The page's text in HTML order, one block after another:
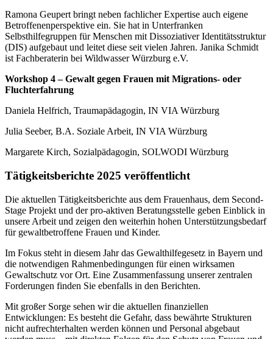
Ramona Geupert bringt neben fachlicher Expertise auch eigene
Betroffenenperspektive ein. Sie hat in Unterfranken
Selbsthilfegruppen für Menschen mit Dissoziativer Identitätsstruktur
(DIS) aufgebaut und leitet diese seit vielen Jahren. Janika Schmidt
ist Fachberaterin bei Wildwasser Würzburg e.V.
Workshop 4 – Gewalt gegen Frauen mit Migrations- oder
Fluchterfahrung
Daniela Helfrich, Traumapädagogin, IN VIA Würzburg
Julia Seeber, B.A. Soziale Arbeit, IN VIA Würzburg
Margarete Kirch, Sozialpädagogin, SOLWODI Würzburg
Tätigkeitsberichte 2025 veröffentlicht
Die aktuellen Tätigkeitsberichte aus dem Frauenhaus, dem Second-
Stage Projekt und der pro-aktiven Beratungsstelle geben Einblick in
unsere Arbeit und zeigen den weiterhin hohen Unterstützungsbedarf
für gewaltbetroffene Frauen und Kinder.
Im Fokus steht in diesem Jahr das Gewalthilfegesetz in Bayern und
die notwendigen Rahmenbedingungen für einen wirksamen
Gewaltschutz vor Ort. Eine Zusammenfassung unserer zentralen
Forderungen finden Sie ebenfalls in den Berichten.
Mit großer Sorge sehen wir die aktuellen finanziellen
Entwicklungen: Es besteht die Gefahr, dass bewährte Strukturen
nicht aufrechterhalten werden können und Personal abgebaut